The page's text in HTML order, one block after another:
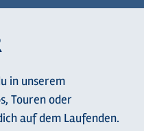
in unserem
Touren oder
auf dem Laufenden.